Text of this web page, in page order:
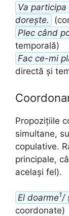
Va
dorește.
Plec când
temporală)
Fac ce-mi
directă și
Propozițiile
simultane,
copulative.
principale,
același fel).
El doarme1/
coordonate)